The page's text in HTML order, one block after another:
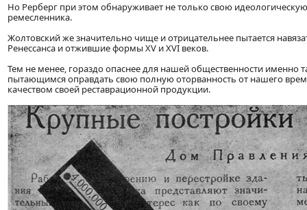
Но Рерберг при этом обнаруживает не только свою
ремесленника.
Жолтовский же значительно чище и отрицательнее пытается
Ренессанса и отжившие формы XV и XVI веков.
Тем не менее, гораздо опаснее для нашей общественности именно
пытающимся оправдать свою полную оторванность от нашего
качеством своей реставрационной продукции.